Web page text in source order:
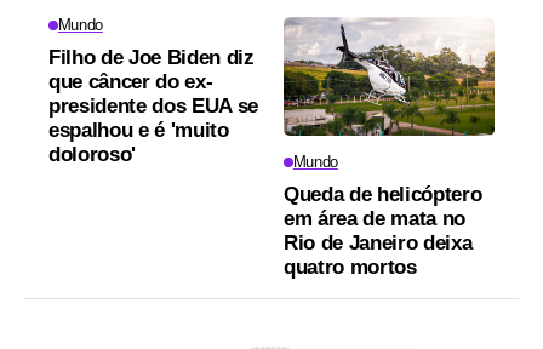
Mundo
Filho de Joe Biden diz
que câncer do ex-
presidente dos EUA se
espalhou e é 'muito
doloroso'
Mundo
Queda de helicóptero
em área de mata no
Rio de Janeiro deixa
quatro mortos